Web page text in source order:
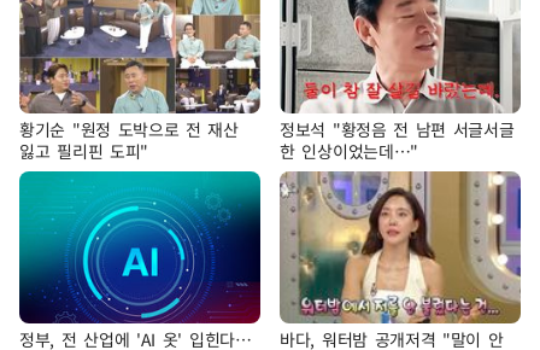
황기순 "원정 도박으로 전 재산
잃고 필리핀 도피"
정보석 "황정음 전 남편 서글서글
한 인상이었는데…"
정부, 전 산업에 'AI 옷' 입힌다…
바다, 워터밤 공개저격 "말이 안